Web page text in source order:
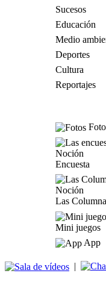
Sucesos
Educación
Medio
Deportes
Cultura
Reportajes
Encuesta
Las
Mini juegos
App
|